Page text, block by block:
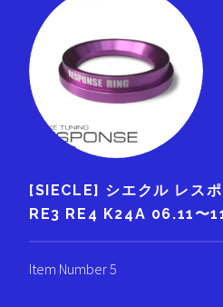
[SIECLE] シエクル レス
RE3 RE4 K24A 06.11〜
Item Number 5